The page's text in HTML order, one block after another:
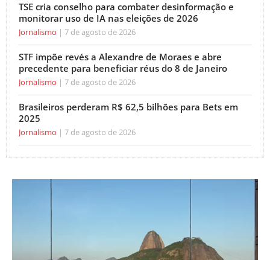
TSE cria conselho para combater desinformação e
monitorar uso de IA nas eleições de 2026
Jornalismo 7 de agosto de 2026
STF impõe revés a Alexandre de Moraes e abre
precedente para beneficiar réus do 8 de Janeiro
Jornalismo 7 de agosto de 2026
Brasileiros perderam R$ 62,5 bilhões para Bets em
2025
Jornalismo 7 de agosto de 2026